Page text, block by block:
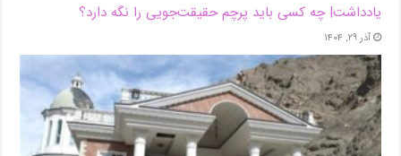
یادداشت| ‌چه کسی باید پرچم حقیقت‌جویی را نگه دارد؟
آذر ۲۹, ۱۴۰۴